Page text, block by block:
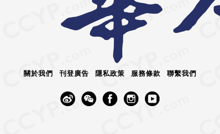
關於我們 刊登廣告 隱私政策 服務條款 聯繫我們